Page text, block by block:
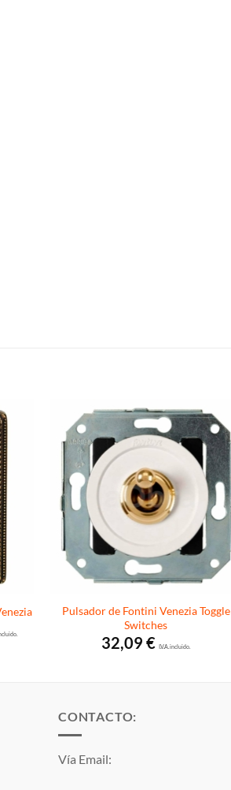
Pulsador de Fontini Venezia Toggle
Switches
32,09€ I.V.A. incluido.
CONTACTO:
Vía Email: